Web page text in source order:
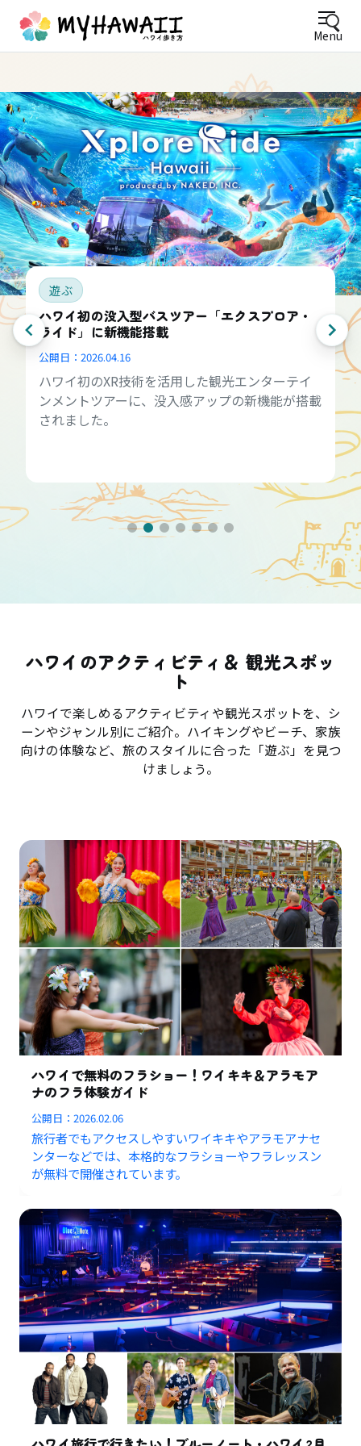
Menu
遊ぶ
ハワイ初の没入型バスツアー「エクスプロア・
ライド」に新機能搭載
公開日： 2026.04.16
ハワイ初のXR技術を活用した観光エンターテイ
ンメントツアーに、没入感アップの新機能が搭載
されました。
ハワイのアクティビティ＆ 観光スポッ
ト
ハワイで楽しめるアクティビティや観光スポットを、シ
ーンやジャンル別にご紹介。ハイキングやビーチ、家族
向けの体験など、旅のスタイルに合った「遊ぶ」を見つ
けましょう。
ハワイで無料のフラショー！ワイキキ＆アラモア
ナのフラ体験ガイド
公開日：2026.02.06
旅行者でもアクセスしやすいワイキキやアラモアナセ
ンターなどでは、本格的なフラショーやフラレッスン
が無料で開催されています。